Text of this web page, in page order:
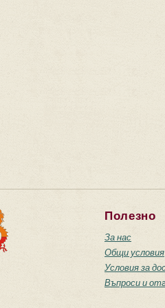
Полезно
За нас
Общи условия
Условия за
Въпроси и